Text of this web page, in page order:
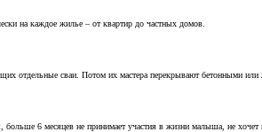
на каждое жилье – от квартир до частных домов.
отдельные сваи. Потом их мастера перекрывают бетонными или
6 месяцев не принимает участия в жизни малыша, не